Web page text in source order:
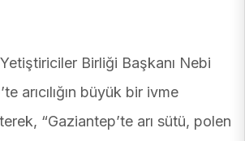
Birliği Başkanı Nebi
arıcılığın büyük bir ivme
“Gaziantep’te arı sütü, polen